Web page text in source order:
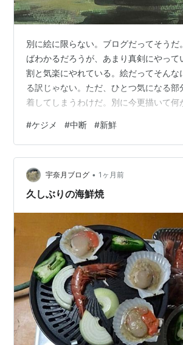
別に絵に限らない。ブログだってそうだ
ばわかるだろうが、あまり真剣にやって
割と気楽にやれている。絵だってそんな
る訳じゃない。ただ、ひとつ気になる部
着してしまうわけだ。別に今更描いて何
いうのも悪くはないと思うのだ。すると
ほんの少しでも新鮮な感じがするかもし
事の面でそんなことがあった。都合で仕
ていたことがあった。 といって過去のよ
中断なんてやってしまったら描画そのも
#ケジメ #中断 #新鮮
宇奈月ブログ • 1ヶ月前
久しぶりの海鮮焼